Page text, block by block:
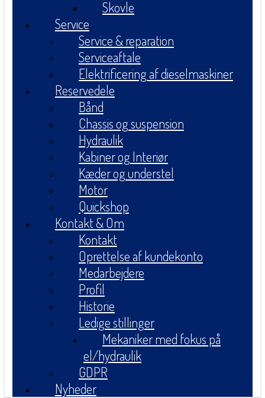
Skovle
Service
Service & reparation
Serviceaftale
Elektrificering af dieselmaskiner
Reservedele
Bånd
Chassis og suspension
Hydraulik
Kabiner og Interiør
Kæder og understel
Motor
Quickshop
Kontakt & Om
Kontakt
Oprettelse af kundekonto
Medarbejdere
Profil
Historie
Ledige stillinger
Mekaniker med fokus på
el/hydraulik
GDPR
Nyheder